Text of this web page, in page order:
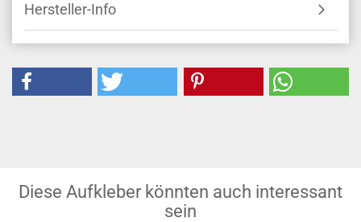
Hersteller-Info
Diese Aufkleber könnten auch interessant
sein